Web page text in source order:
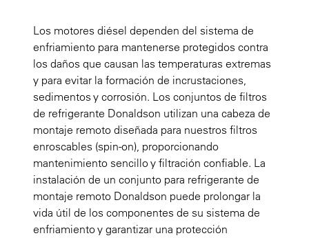
Los motores diésel dependen del sistema de
enfriamiento para mantenerse protegidos contra
los daños que causan las temperaturas extremas
y para evitar la formación de incrustaciones,
sedimentos y corrosión. Los conjuntos de filtros
de refrigerante Donaldson utilizan una cabeza de
montaje remoto diseñada para nuestros filtros
enroscables (spin-on), proporcionando
mantenimiento sencillo y filtración confiable. La
instalación de un conjunto para refrigerante de
montaje remoto Donaldson puede prolongar la
vida útil de los componentes de su sistema de
enfriamiento y garantizar una protección